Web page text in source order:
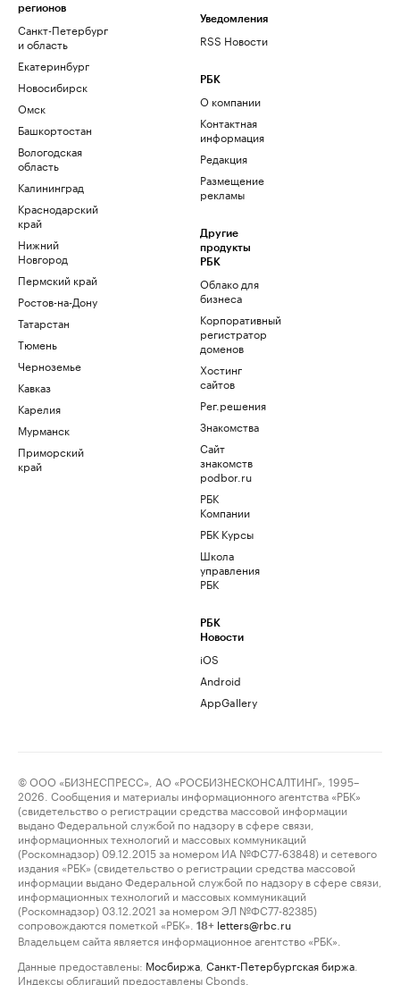
регионов
Санкт-Петербург
и область
Екатеринбург
Новосибирск
Омск
Башкортостан
Вологодская
область
Калининград
Краснодарский
край
Нижний
Новгород
Пермский край
Ростов-на-Дону
Татарстан
Тюмень
Черноземье
Кавказ
Карелия
Мурманск
Приморский
край
Уведомления
RSS Новости
РБК
О компании
Контактная
информация
Редакция
Размещение
рекламы
Другие
продукты
РБК
Облако для
бизнеса
Корпоративный
регистратор
доменов
Хостинг
сайтов
Рег.решения
Знакомства
Сайт
знакомств
podbor.ru
РБК
Компании
РБК Курсы
Школа
управления
РБК
РБК
Новости
iOS
Android
AppGallery
© ООО «БИЗНЕСПРЕСС», АО «РОСБИЗНЕСКОНСАЛТИНГ», 1995–
2026. Сообщения и материалы информационного агентства «РБК»
(свидетельство о регистрации средства массовой информации
выдано Федеральной службой по надзору в сфере связи,
информационных технологий и массовых коммуникаций
(Роскомнадзор) 09.12.2015 за номером ИА №ФС77-63848) и сетевого
издания «РБК» (свидетельство о регистрации средства массовой
информации выдано Федеральной службой по надзору в сфере связи,
информационных технологий и массовых коммуникаций
(Роскомнадзор) 03.12.2021 за номером ЭЛ №ФС77-82385)
сопровождаются пометкой «РБК».
18+ letters@rbc.ru
Владельцем сайта является информационное агентство «РБК».
Данные предоставлены: Мосбиржа Санкт-Петербургская биржа
Индексы облигаций предоставлены Cbonds.